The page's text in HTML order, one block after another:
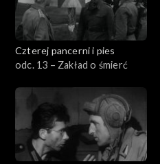
Czterej pancerni i pies
odc. 13 – Zakład o śmierć